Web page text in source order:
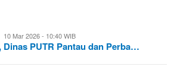
10 Mar 2026 - 10:40 WIB
Dinas PUTR Pantau dan Perba…